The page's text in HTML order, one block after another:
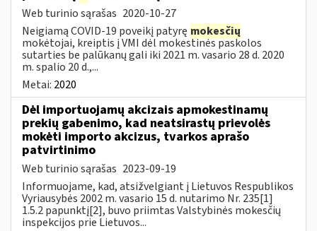
Web turinio sąrašas 2020-10-27
Neigiamą COVID-19 poveikį patyrę mokesčių
mokėtojai, kreiptis į VMI dėl mokestinės paskolos
sutarties be palūkanų gali iki 2021 m. vasario 28 d. 2020
m. spalio 20 d.,...
Metai: 2020
Dėl importuojamų akcizais apmokestinamų
prekių gabenimo, kad neatsirastų prievolės
mokėti importo akcizus, tvarkos aprašo
patvirtinimo
Web turinio sąrašas 2023-09-19
Informuojame, kad, atsižvelgiant į Lietuvos Respublikos
Vyriausybės 2002 m. vasario 15 d. nutarimo Nr. 235[1]
1.5.2 papunktį[2], buvo priimtas Valstybinės mokesčių
inspekcijos prie Lietuvos...